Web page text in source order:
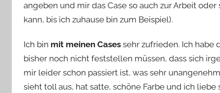
angeben und mir das Case so auch zur Arbeit
kann, bis ich zuhause bin zum Beispiel).
Ich bin mit meinen Cases sehr zufrieden. Ich habe
bisher noch nicht feststellen müssen, dass sich
mir leider schon passiert ist, was sehr
sieht toll aus, hat satte, schöne Farbe und ich liebe